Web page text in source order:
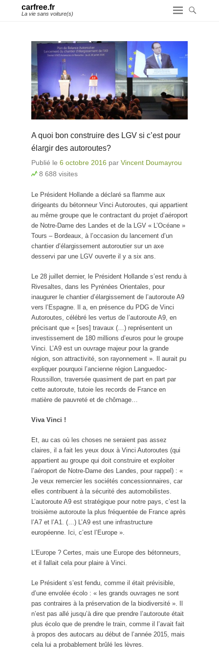
carfree.fr
La vie sans voiture(s)
A quoi bon construire des LGV si c’est pour
élargir des autoroutes?
Publié le 6 octobre 2016 par Vincent Doumayrou
8 688 visites
Le Président Hollande a déclaré sa flamme aux
dirigeants du bétonneur Vinci Autoroutes, qui appartient
au même groupe que le contractant du projet d’aéroport
de Notre-Dame des Landes et de la LGV « L’Océane »
Tours – Bordeaux, à l’occasion du lancement d’un
chantier d’élargissement autoroutier sur un axe
desservi par une LGV ouverte il y a six ans.
Le 28 juillet dernier, le Président Hollande s’est rendu à
Rivesaltes, dans les Pyrénées Orientales, pour
inaugurer le chantier d’élargissement de l’autoroute A9
vers l’Espagne. Il a, en présence du PDG de Vinci
Autoroutes, célébré les vertus de l’autoroute A9, en
précisant que « [ses] travaux (…) représentent un
investissement de 180 millions d’euros pour le groupe
Vinci. L’A9 est un ouvrage majeur pour la grande
région, son attractivité, son rayonnement ». Il aurait pu
expliquer pourquoi l’ancienne région Languedoc-
Roussillon, traversée quasiment de part en part par
cette autoroute, tutoie les records de France en
matière de pauvreté et de chômage…
Viva Vinci !
Et, au cas où les choses ne seraient pas assez
claires, il a fait les yeux doux à Vinci Autoroutes (qui
appartient au groupe qui doit construire et exploiter
l’aéroport de Notre-Dame des Landes, pour rappel) : «
Je veux remercier les sociétés concessionnaires, car
elles contribuent à la sécurité des automobilistes.
L’autoroute A9 est stratégique pour notre pays, c’est la
troisième autoroute la plus fréquentée de France après
l’A7 et l’A1. (…) L’A9 est une infrastructure
européenne. Ici, c’est l’Europe ».
L’Europe ? Certes, mais une Europe des bétonneurs,
et il fallait cela pour plaire à Vinci.
Le Président s’est fendu, comme il était prévisible,
d’une envolée écolo : « les grands ouvrages ne sont
pas contraires à la préservation de la biodiversité ». Il
n’est pas allé jusqu’à dire que prendre l’autoroute était
plus écolo que de prendre le train, comme il l’avait fait
à propos des autocars au début de l’année 2015, mais
cela lui a probablement brûlé les lèvres.